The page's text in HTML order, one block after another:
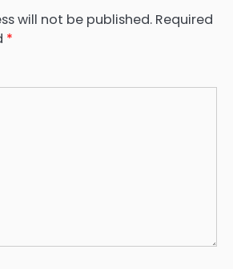
will not be published. Required
*